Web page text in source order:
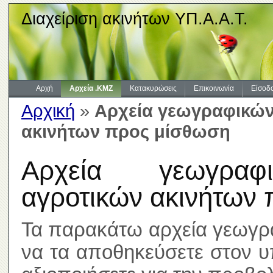
Διαχείριση ακινήτων ΥΠ.Α.Α.Τ.
Αρχή Αρχεία .KMZ Κατακυρώσεις Επικοινωνία
Αρχική » Αρχεία
ακινήτων προς μίσθωση
Αρχεία
αγροτικών
Τα παρακάτω αρχεία
να τα αποθηκεύσετε στον